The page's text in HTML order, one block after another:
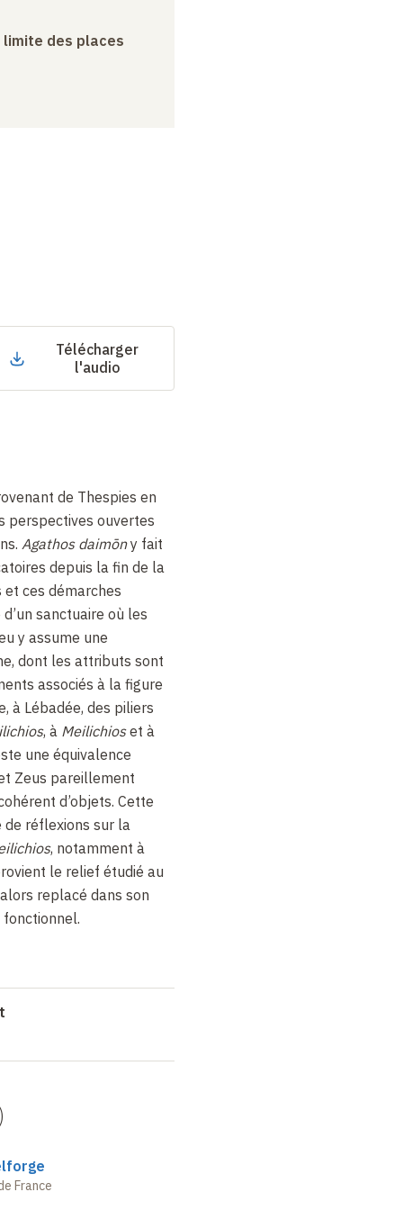
limite des places
Télécharger
l'audio
de Thespies en
perspectives ouvertes
Agathos daimōny fait
depuis la fin de la
et ces démarches
sanctuaire où les
y assume une
dont les attributs sont
associés à la figure
à Lébadée, des piliers
, à Meilichioset à
une équivalence
Zeus pareillement
d’objets. Cette
de réflexions sur la
, notamment à
le relief étudié au
replacé dans son
France